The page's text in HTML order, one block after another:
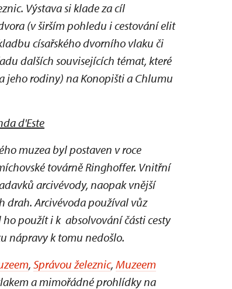
Výstava si klade za cíl
(v širším pohledu i cestování elit
císařského dvorního vlaku či
dalších souvisejících témat, které
jeho rodiny) na Konopišti a Chlumu
d'Este
muzea byl postaven v roce
továrně Ringhoffer. Vnitřní
arcivévody, naopak vnější
drah. Arcivévoda používal vůz
použít i k absolvování části cesty
nápravy k tomu nedošlo.
, Správou železnic, Muzeem
a mimořádné prohlídky na